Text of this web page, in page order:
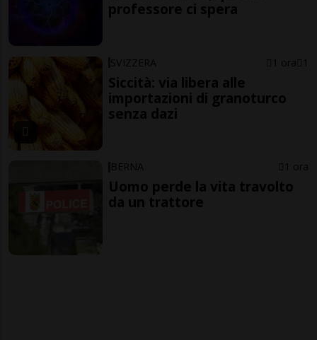
professore ci spera
SVIZZERA 1 ora 1
Siccità: via libera alle
importazioni di granoturco
senza dazi
BERNA 1 ora
Uomo perde la vita travolto
da un trattore